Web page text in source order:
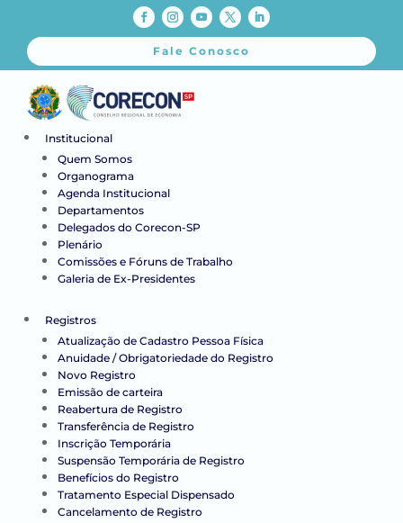
Fale Conosco
Institucional
Quem Somos
Organograma
Agenda Institucional
Departamentos
Delegados do Corecon-SP
Plenário
Comissões e Fóruns de Trabalho
Galeria de Ex-Presidentes
Registros
Atualização de Cadastro Pessoa Física
Anuidade / Obrigatoriedade do Registro
Novo Registro
Emissão de carteira
Reabertura de Registro
Transferência de Registro
Inscrição Temporária
Suspensão Temporária de Registro
Benefícios do Registro
Tratamento Especial Dispensado
Cancelamento de Registro